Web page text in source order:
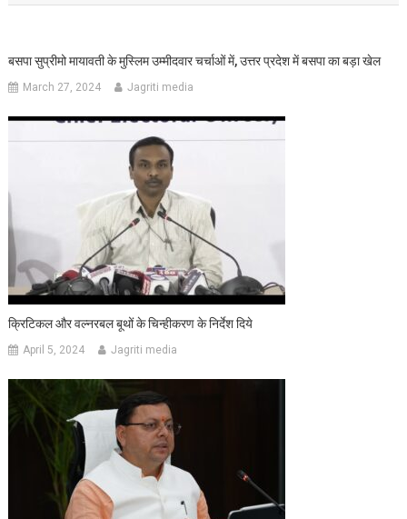
बसपा सुप्रीमो मायावती के मुस्लिम उम्मीदवार चर्चाओं में, उत्तर प्रदेश में बसपा का बड़ा खेल
March 27, 2024 Jagriti media
क्रिटिकल और वल्नरबल बूथों के चिन्हीकरण के निर्देश दिये
April 5, 2024 Jagriti media